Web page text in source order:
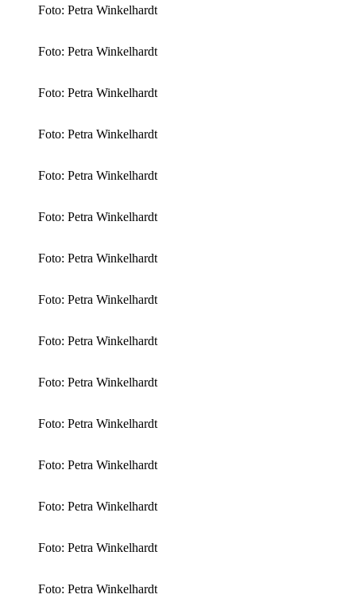
Foto: Petra Winkelhardt
Foto: Petra Winkelhardt
Foto: Petra Winkelhardt
Foto: Petra Winkelhardt
Foto: Petra Winkelhardt
Foto: Petra Winkelhardt
Foto: Petra Winkelhardt
Foto: Petra Winkelhardt
Foto: Petra Winkelhardt
Foto: Petra Winkelhardt
Foto: Petra Winkelhardt
Foto: Petra Winkelhardt
Foto: Petra Winkelhardt
Foto: Petra Winkelhardt
Foto: Petra Winkelhardt